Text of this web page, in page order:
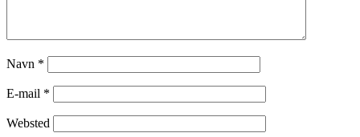
Navn *
E-mail *
Websted